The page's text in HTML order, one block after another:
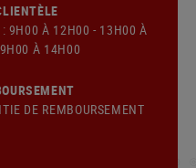
: 9H00 À 12H00 - 13H00 À
À 14H00
DE REMBOURSEMENT